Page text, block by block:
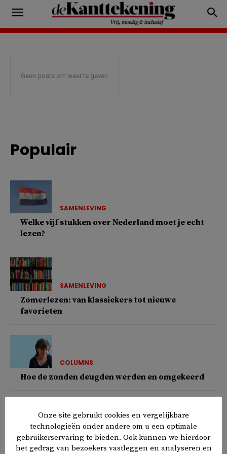
Geen posts om weer te geven
Populair
SAMENLEVING
Welke vijf stukken over Nederland moet je echt
lezen?
SAMENLEVING
Zomerlezen: van klassiekers tot nieuwe
favorieten
COLUMNS
Hoe de zonden deugden werden en omgekeerd
COLUMNS
Het blijft uiteindelijk bij een komma
Onze site gebruikt cookies en vergelijkbare
technologieën onder andere om u een optimale
gebruikerservaring te bieden. Ook kunnen we hierdoor
het gedrag van bezoekers vastleggen en analyseren en